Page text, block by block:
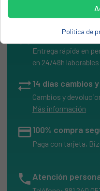
Envíos Express
Entrega rápida en
en 24/48h laborables
sync_alt14 días cambios
Cambios y
Más información
credit_card100% compra
Paga con tarjeta,
phone Atención
Política de